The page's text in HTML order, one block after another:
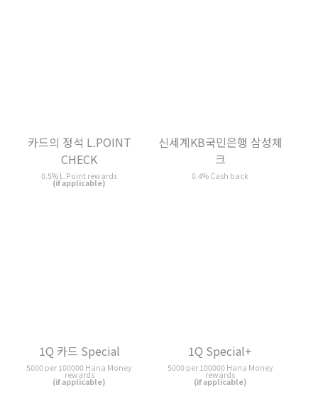
1Q 카드 Special
5000 per 100000 Hana Money
rewards
(if applicable)
1Q Special+
5000 per 100000 Hana Money
rewards
(if applicable)
1Q Living+
5000 per 100000 Hana Money
rewards
(if applicable)
1Q Shopping+
5000 per 100000 Hana Money
rewards
(if applicable)